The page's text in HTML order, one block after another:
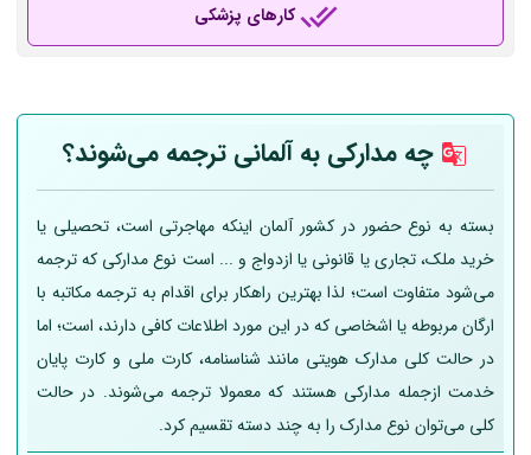
کارهای پزشکی
چه مدارکی بهآلمانی ترجمه می‌شوند؟
بسته به نوع حضور در کشور آلمان اینکه مهاجرتی است، تحصیلی یا
خرید ملک، تجاری یا قانونی یا ازدواج و ... است نوع مدارکی که ترجمه
می‌شود متفاوت است؛ لذا بهترین راهکار برای اقدام به ترجمه مکاتبه با
ارگان مربوطه یا اشخاصی که در این مورد اطلاعات کافی دارند، است؛ اما
در حالت کلی مدارک هویتی مانند شناسنامه، کارت ملی و کارت پایان
خدمت ازجمله مدارکی هستند که معمولا ترجمه می‌شوند. در حالت
کلی می‌توان نوع مدارک را به چند دسته تقسیم کرد.